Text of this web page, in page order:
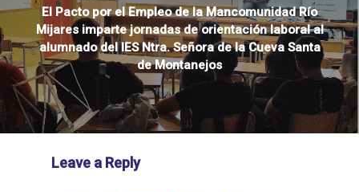
El Pacto por el Empleo de la Mancomunidad Río
Mijares imparte jornadas de orientación laboral al
alumnado del IES Ntra. Señora de la Cueva Santa
de Montanejos
Leave a Reply